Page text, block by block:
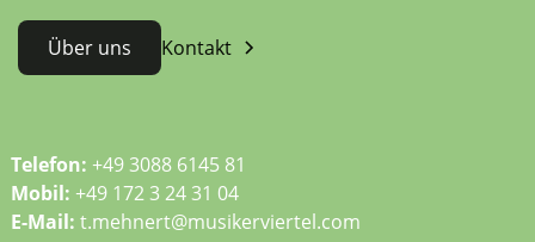
Über uns Kontakt
Telefon: +49 3088 6145 81
Mobil: +49 172 3 24 31 04
E-Mail: t.mehnert@musikerviertel.com